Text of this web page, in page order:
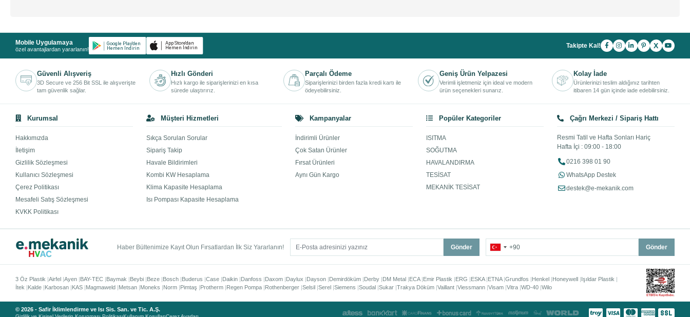
Mobile Uygulamaya
özel avantajlardan yararlanın! Takipte Kal! X
Güvenli Alışveriş
3D Secure ve 256 Bit SSL ile alışverişte
tam güvenlik sağlar.
Hızlı Gönderi
Hızlı kargo ile siparişlerinizi en kısa
sürede ulaştırırız.
Parçalı Ödeme
Siparişlerinizi birden fazla kredi kartı ile
ödeyebilirsiniz.
Geniş Ürün Yelpazesi
Verimli işletmeniz için ideal ve modern
ürün seçenekleri sunarız.
Kolay İade
Ürünlerinizi teslim aldığınız tarihten
itibaren 14 gün içinde iade edebilirsiniz.
Kurumsal
Hakkımızda
İletişim
Gizlilik Sözleşmesi
Kullanıcı Sözleşmesi
Çerez Politikası
Mesafeli Satış Sözleşmesi
KVKK Politikası
Müşteri Hizmetleri
Sıkça Sorulan Sorular
Sipariş Takip
Havale Bildirimleri
Kombi KW Hesaplama
Klima Kapasite Hesaplama
Isı Pompası Kapasite Hesaplama
Kampanyalar
İndirimli Ürünler
Çok Satan Ürünler
Fırsat Ürünleri
Aynı Gün Kargo
Popüler Kategoriler
ISITMA
SOĞUTMA
HAVALANDIRMA
TESİSAT
MEKANİK TESİSAT
Çağrı Merkezi / Sipariş Hattı
Resmi Tatil ve Hafta Sonları Hariç
Hafta İçi : 09:00 - 18:00
0216 398 01 90
WhatsApp Destek
destek@e-mekanik.com
Haber Bültenimize Kayıt Olun Fırsatlardan İlk Siz Yararlanın! Gönder Gönder
3 Öz Plastik Airfel Ayen BAY-TEC Baymak Beybi Beze Bosch Buderus Case Daikin Danfoss Daxom Daylux Dayson Demirdöküm Derby DM Metal ECA Emir Plastik ERG ESKA ETNA Grundfos Henkel Honeywell Işıldar Plastik
İtek
Kalde Karbosan KAS Magmaweld Metsan Moneks Norm Pimtaş Protherm Regen Pompa Rothenberger Selsil Serel Siemens Soudal Sukar Trakya Döküm Vaillant Viessmann Visam Vitra WD-40 Wilo
© 2026 - Safir İklimlendirme ve Isı Sis. San. ve Tic. A.Ş.